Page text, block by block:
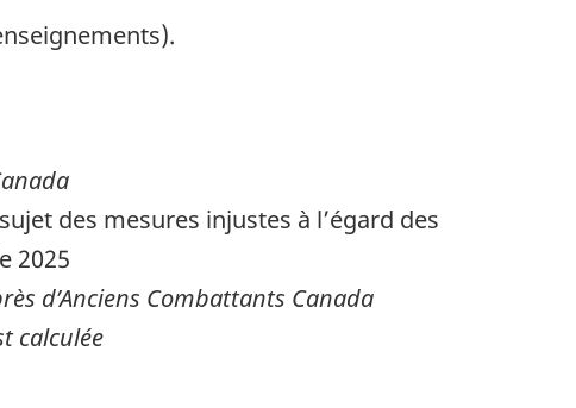
des mesures injustes à l’égard des
2025
d’Anciens Combattants Canada
calculée